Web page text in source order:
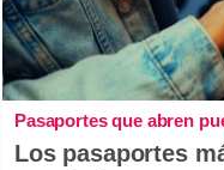
Pasaportes que abren
Los pasaportes